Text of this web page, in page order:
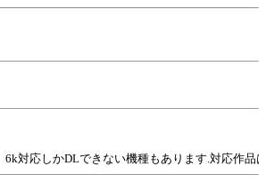
6k対応しかDLできない機種もあります.対応作品は